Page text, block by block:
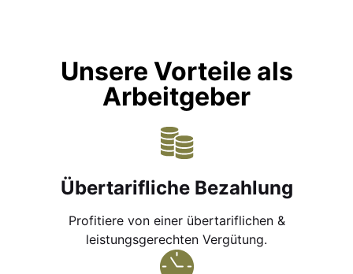
Unsere Vorteile als
Arbeitgeber
Übertarifliche Bezahlung
Profitiere von einer übertariflichen &
leistungsgerechten Vergütung.